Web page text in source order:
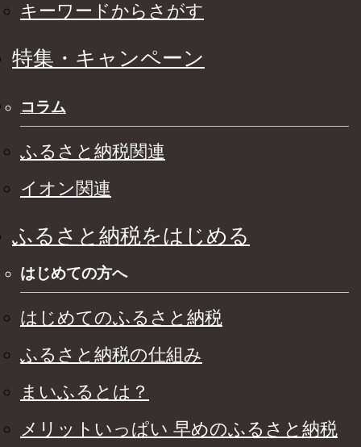
キーワードからさがす
特集・キャンペーン
コラム
ふるさと納税関連
イオン関連
ふるさと納税をはじめる
はじめての方へ
はじめてのふるさと納税
ふるさと納税の仕組み
まいふるとは？
メリットいっぱい 早めのふるさと納税